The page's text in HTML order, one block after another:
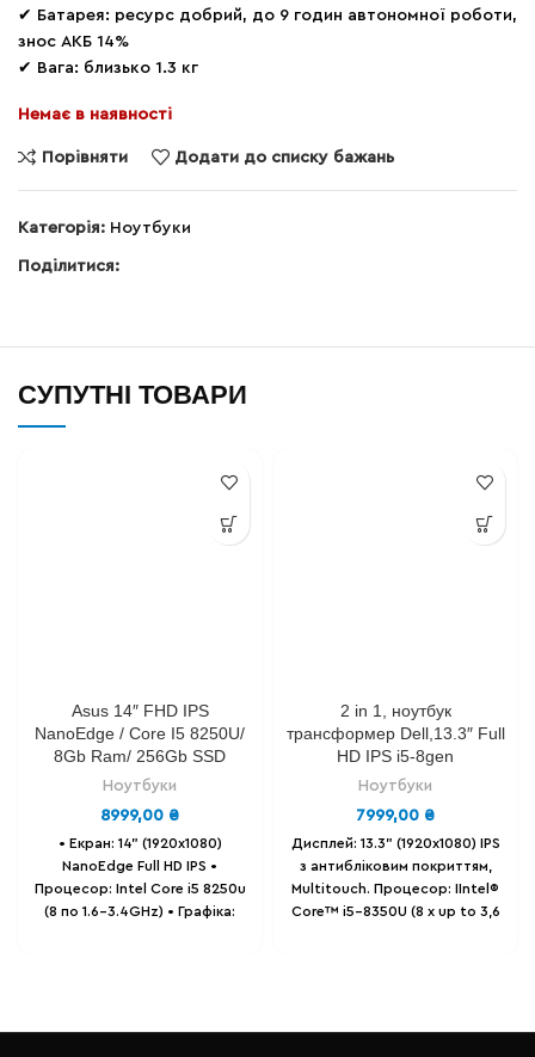
✔ Батарея: ресурс добрий, до 9 годин автономної роботи,
знос АКБ 14%
✔ Вага: близько 1.3 кг
Немає в наявності
Порівняти Додати до списку бажань
Категорія: Ноутбуки
Поділитися:
СУПУТНІ ТОВАРИ
Asus 14″ FHD IPS
NanoEdge / Core I5 8250U/
8Gb Ram/ 256Gb SSD
Ноутбуки
8999,00 ₴
• Екран: 14" (1920x1080)
NanoEdge Full HD IPS •
Процесор: Intel Core i5 8250u
(8 по 1.6-3.4GHz) • Графіка:
2 in 1, ноутбук
трансформер Dell,13.3″ Full
HD IPS i5-8gen
Ноутбуки
7999,00 ₴
Дисплей: 13.3" (1920х1080) IPS
з антибліковим покриттям,
Multitouch. Процесор: IIntel®
Core™ i5-8350U (8 х up to 3,6